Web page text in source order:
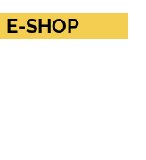
E-SHOP